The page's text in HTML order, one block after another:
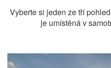
Vyberte si jeden ze tří
je umístěná v